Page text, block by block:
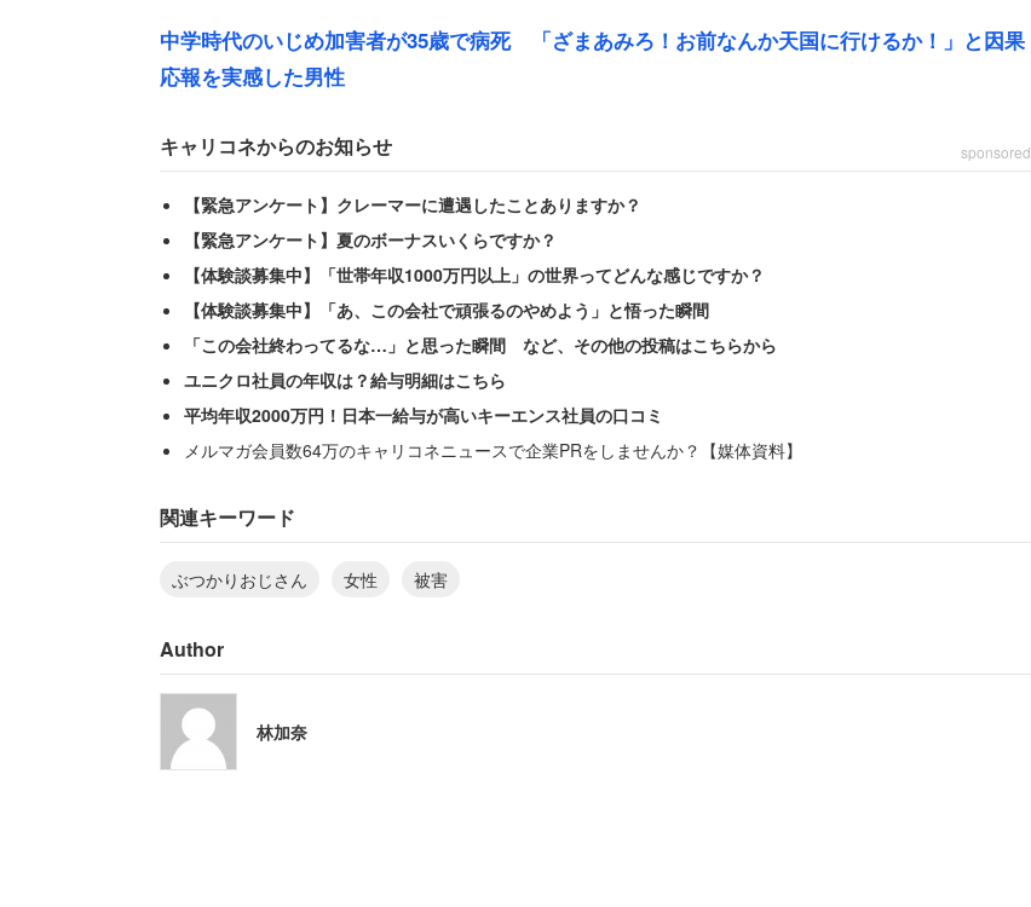
「私の母がぶつかりおじさんどころか、向こうから来たおじさんに顔面をいきなり殴られまし
た。母は『痛ッ……』私『…どうした？？！』母『なんで?! いきなり…殴られたのよ！』私
『えぇ?! いきなり?! 誰だよ!?』」
見知らぬ男がすれ違いざまに顔を殴ってきたのだ。女性はすぐさま後ろを振り向き、加害者を
特定しようとしたが
「激しい人、人、人の波の中で立ち止まることもできず、その男性の顔など確認できぬまま、
まるで何もなかったかのように消え去られてしまいました」
女性は10年以上たった今でも悔しさをにじませる。
「未だにあの男はなぜ突然殴ってきたのか、謎のままです。私達は通行方向を無視して歩いて
中学時代のいじめ加害者が35歳で病死 「ざまあみろ！お前なんか天国に行けるか！」と因果
応報を実感した男性
キャリコネからのお知らせ sponsored
【緊急アンケート】クレーマーに遭遇したことありますか？
【緊急アンケート】夏のボーナスいくらですか？
【体験談募集中】「世帯年収1000万円以上」の世界ってどんな感じですか？
【体験談募集中】「あ、この会社で頑張るのやめよう」と悟った瞬間
「この会社終わってるな…」と思った瞬間 など、その他の投稿はこちらから
ユニクロ社員の年収は？給与明細はこちら
平均年収2000万円！日本一給与が高いキーエンス社員の口コミ
メルマガ会員数64万のキャリコネニュースで企業PRをしませんか？【媒体資料】
関連キーワード
ぶつかりおじさん 女性 被害
Author
林加奈